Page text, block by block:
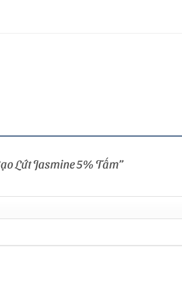
Lứt Jasmine 5% Tấm”